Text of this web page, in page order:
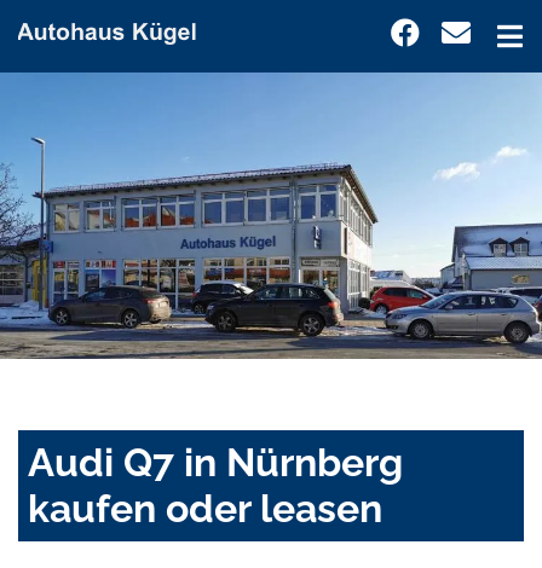
Audi Q7 in Nürnberg
kaufen oder leasen